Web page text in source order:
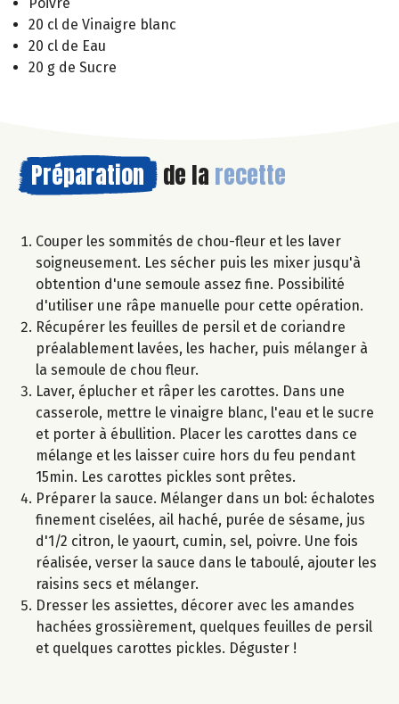
Poivre
20 cl de Vinaigre blanc
20 cl de Eau
20 g de Sucre
Préparation de la recette
Couper les sommités de chou-fleur et les laver
soigneusement. Les sécher puis les mixer jusqu'à
obtention d'une semoule assez fine. Possibilité
d'utiliser une râpe manuelle pour cette opération.
Récupérer les feuilles de persil et de coriandre
préalablement lavées, les hacher, puis mélanger à
la semoule de chou fleur.
Laver, éplucher et râper les carottes. Dans une
casserole, mettre le vinaigre blanc, l'eau et le sucre
et porter à ébullition. Placer les carottes dans ce
mélange et les laisser cuire hors du feu pendant
15min. Les carottes pickles sont prêtes.
Préparer la sauce. Mélanger dans un bol: échalotes
finement ciselées, ail haché, purée de sésame, jus
d'1/2 citron, le yaourt, cumin, sel, poivre. Une fois
réalisée, verser la sauce dans le taboulé, ajouter les
raisins secs et mélanger.
Dresser les assiettes, décorer avec les amandes
hachées grossièrement, quelques feuilles de persil
et quelques carottes pickles. Déguster !